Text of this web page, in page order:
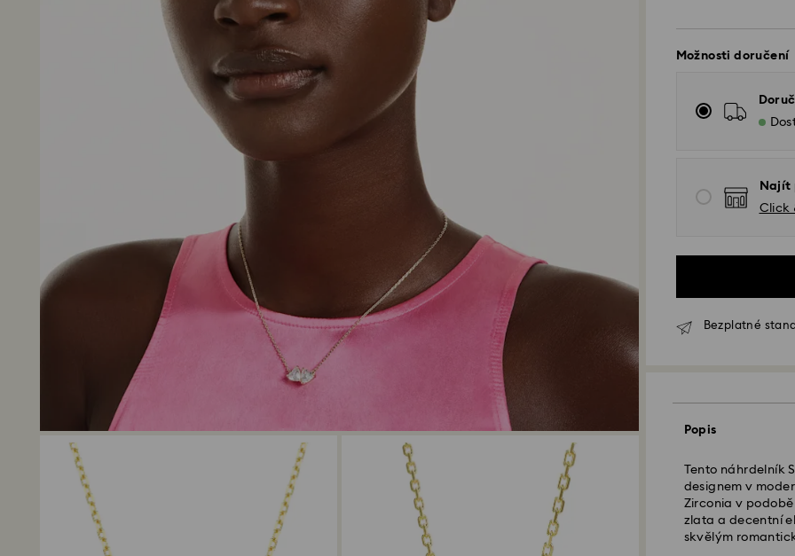
Možnosti doručení
Najít
Click
Bezplatné
Popis
Tento náhrdelník
designem v
Zirconia v
zlata a decentní
skvělým
Objednávky
Standardní
Standardní
Standardní